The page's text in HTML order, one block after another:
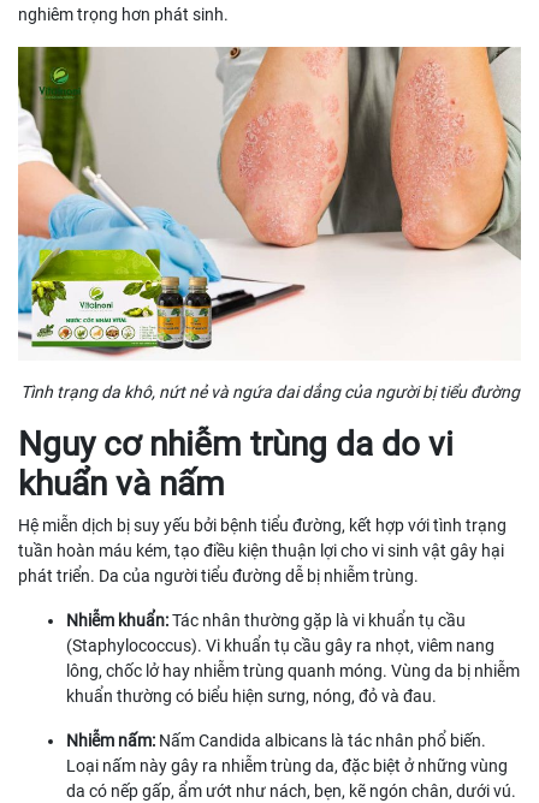
nghiêm trọng hơn phát sinh.
Tình trạng da khô, nứt nẻ và ngứa dai dẳng của người bị tiểu đường
Nguy cơ nhiễm trùng da do vi
khuẩn và nấm
Hệ miễn dịch bị suy yếu bởi bệnh tiểu đường, kết hợp với tình trạng
tuần hoàn máu kém, tạo điều kiện thuận lợi cho vi sinh vật gây hại
phát triển. Da của người tiểu đường dễ bị nhiễm trùng.
Nhiễm khuẩn:Tác nhân thường gặp là vi khuẩn tụ cầu
(Staphylococcus). Vi khuẩn tụ cầu gây ra nhọt, viêm nang
lông, chốc lở hay nhiễm trùng quanh móng. Vùng da bị nhiễm
khuẩn thường có biểu hiện sưng, nóng, đỏ và đau.
Nhiễm nấm: Nấm Candida albicans là tác nhân phổ biến.
Loại nấm này gây ra nhiễm trùng da, đặc biệt ở những vùng
da có nếp gấp, ẩm ướt như nách, bẹn, kẽ ngón chân, dưới vú.